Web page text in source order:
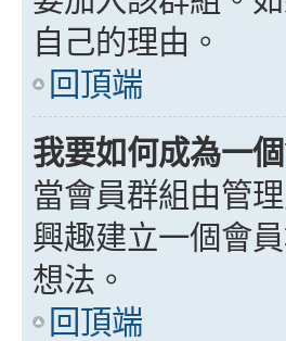
自己的理由。
回頂端
我要如何成為一
當會員群組由管
興趣建立一個會
想法。
回頂端